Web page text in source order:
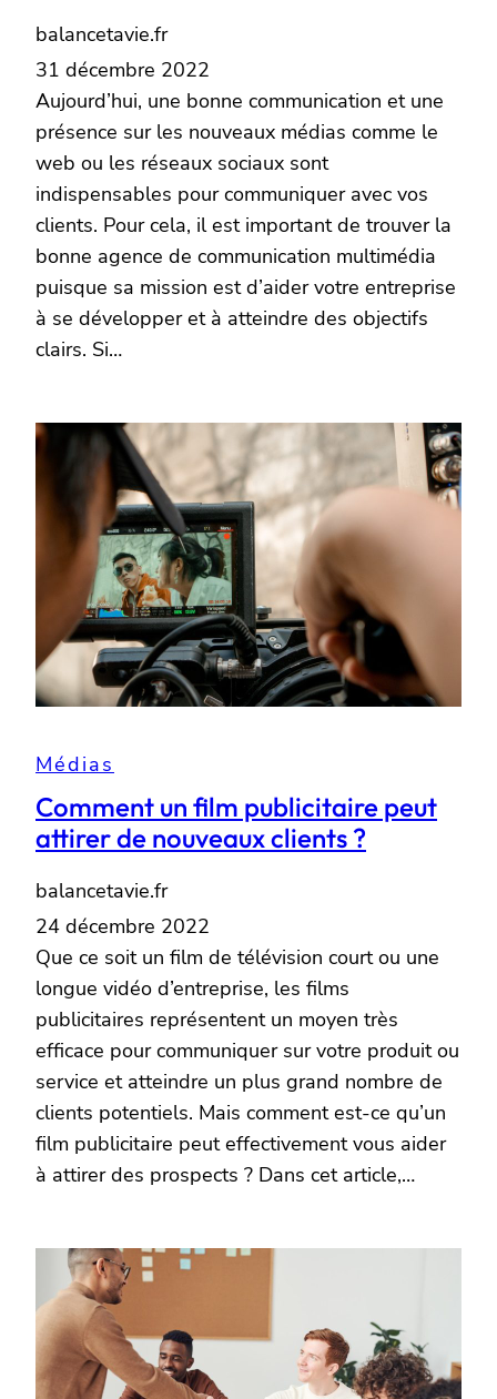
balancetavie.fr
31 décembre 2022
Aujourd’hui, une bonne communication et une
présence sur les nouveaux médias comme le
web ou les réseaux sociaux sont
indispensables pour communiquer avec vos
clients. Pour cela, il est important de trouver la
bonne agence de communication multimédia
puisque sa mission est d’aider votre entreprise
à se développer et à atteindre des objectifs
clairs. Si…
Médias
Comment un film publicitaire peut
attirer de nouveaux clients ?
balancetavie.fr
24 décembre 2022
Que ce soit un film de télévision court ou une
longue vidéo d’entreprise, les films
publicitaires représentent un moyen très
efficace pour communiquer sur votre produit ou
service et atteindre un plus grand nombre de
clients potentiels. Mais comment est-ce qu’un
film publicitaire peut effectivement vous aider
à attirer des prospects ? Dans cet article,…